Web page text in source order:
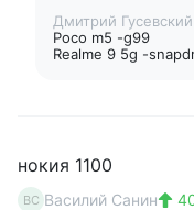
Дмитрий Гусевский
Poco m5 -g99
Realme 9 5g -
нокия 1100
ВС Василий Санин